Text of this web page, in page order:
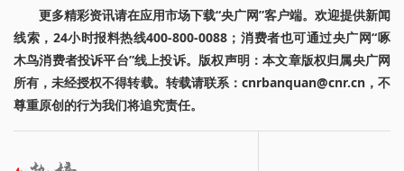
更多精彩资讯请在应用市场下载“央广网”客户端。欢迎提供新闻
线索，24小时报料热线400-800-0088；消费者也可通过央广网“啄
木鸟消费者投诉平台”线上投诉。版权声明：本文章版权归属央广网
所有，未经授权不得转载。转载请联系：cnrbanquan@cnr.cn，不
尊重原创的行为我们将追究责任。